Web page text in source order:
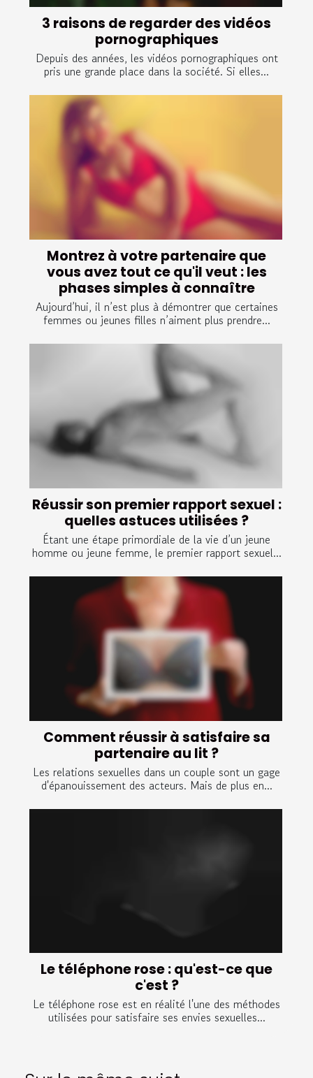
3 raisons de regarder des vidéos
pornographiques
Depuis des années, les vidéos pornographiques ont
pris une grande place dans la société. Si elles...
Montrez à votre partenaire que
vous avez tout ce qu'il veut : les
phases simples à connaître
Aujourd’hui, il n’est plus à démontrer que certaines
femmes ou jeunes filles n’aiment plus prendre...
Réussir son premier rapport sexuel :
quelles astuces utilisées ?
Étant une étape primordiale de la vie d’un jeune
homme ou jeune femme, le premier rapport sexuel...
Comment réussir à satisfaire sa
partenaire au lit ?
Les relations sexuelles dans un couple sont un gage
d'épanouissement des acteurs. Mais de plus en...
Le téléphone rose : qu'est-ce que
c'est ?
Le téléphone rose est en réalité l'une des méthodes
utilisées pour satisfaire ses envies sexuelles...